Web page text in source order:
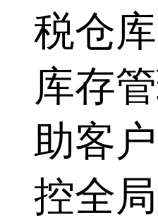
税仓
库存
助客
控全